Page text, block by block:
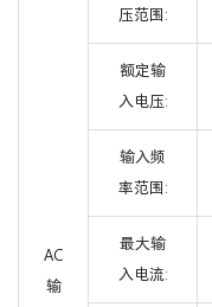
AC
输
压范围:
额定输
入电压:
输入频
率范围:
最大输
入电流: